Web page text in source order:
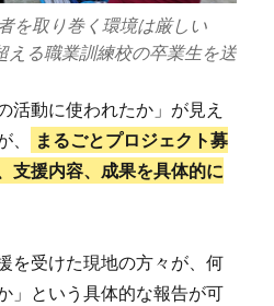
を取り巻く環境は厳しい
える職業訓練校の卒業生を送
活動に使われたか」が見え
まるごとプロジェクト募
支援内容、成果を具体的に
を受けた現地の方々が、何
」という具体的な報告が可